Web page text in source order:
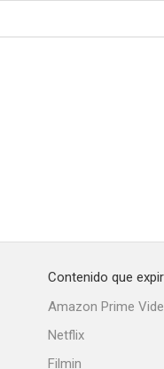
Contenido que
Amazon Prime
Netflix
Filmin